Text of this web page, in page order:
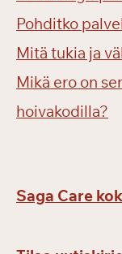
Pohditko
Mitä tukia ja
Mikä ero on
hoivakodilla?
Saga Care